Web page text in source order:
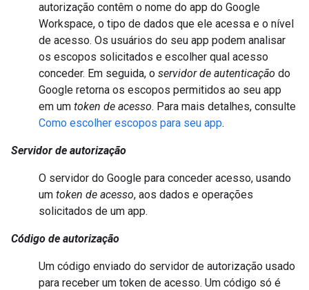
autorização contêm o nome do app do Google
Workspace, o tipo de dados que ele acessa e o nível
de acesso. Os usuários do seu app podem analisar
os escopos solicitados e escolher qual acesso
conceder. Em seguida, o servidor de autenticação do
Google retorna os escopos permitidos ao seu app
em um token de acesso. Para mais detalhes, consulte
Como escolher escopos para seu app.
Servidor de autorização
O servidor do Google para conceder acesso, usando
um token de acesso, aos dados e operações
solicitados de um app.
Código de autorização
Um código enviado do servidor de autorização usado
para receber um token de acesso. Um código só é